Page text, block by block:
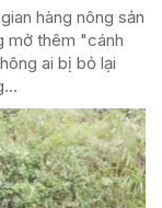
hàng nông sản
mở thêm "cánh
ai bị bỏ lại